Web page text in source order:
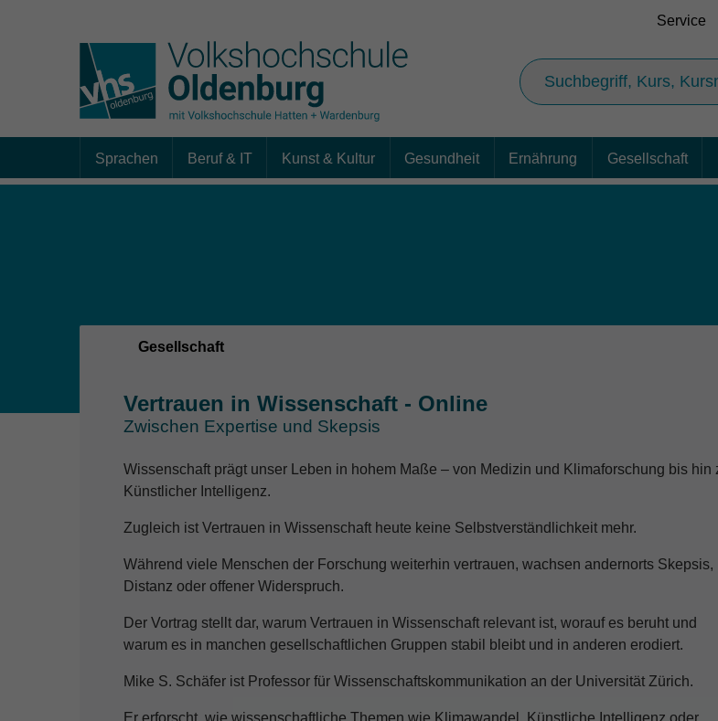
Service
Sprachen Beruf & IT Kunst & Kultur Gesundheit Ernährung Gesellschaft
Gesellschaft
Vertrauen in Wissenschaft - Online
Zwischen Expertise und Skepsis
Wissenschaft prägt unser Leben in hohem Maße – von Medizin und Klimaforschung bis hin
Künstlicher Intelligenz.
Zugleich ist Vertrauen in Wissenschaft heute keine Selbstverständlichkeit mehr.
Während viele Menschen der Forschung weiterhin vertrauen, wachsen andernorts Skepsis,
Distanz oder offener Widerspruch.
Der Vortrag stellt dar, warum Vertrauen in Wissenschaft relevant ist, worauf es beruht und
warum es in manchen gesellschaftlichen Gruppen stabil bleibt und in anderen erodiert.
Mike S. Schäfer ist Professor für Wissenschaftskommunikation an der Universität Zürich.